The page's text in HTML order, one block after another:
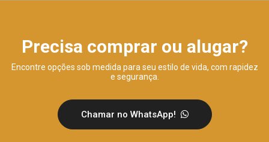
Precisa comprar ou alugar?
Encontre opções sob medida para seu estilo de vida, com rapidez
e segurança.
Chamar no WhatsApp!